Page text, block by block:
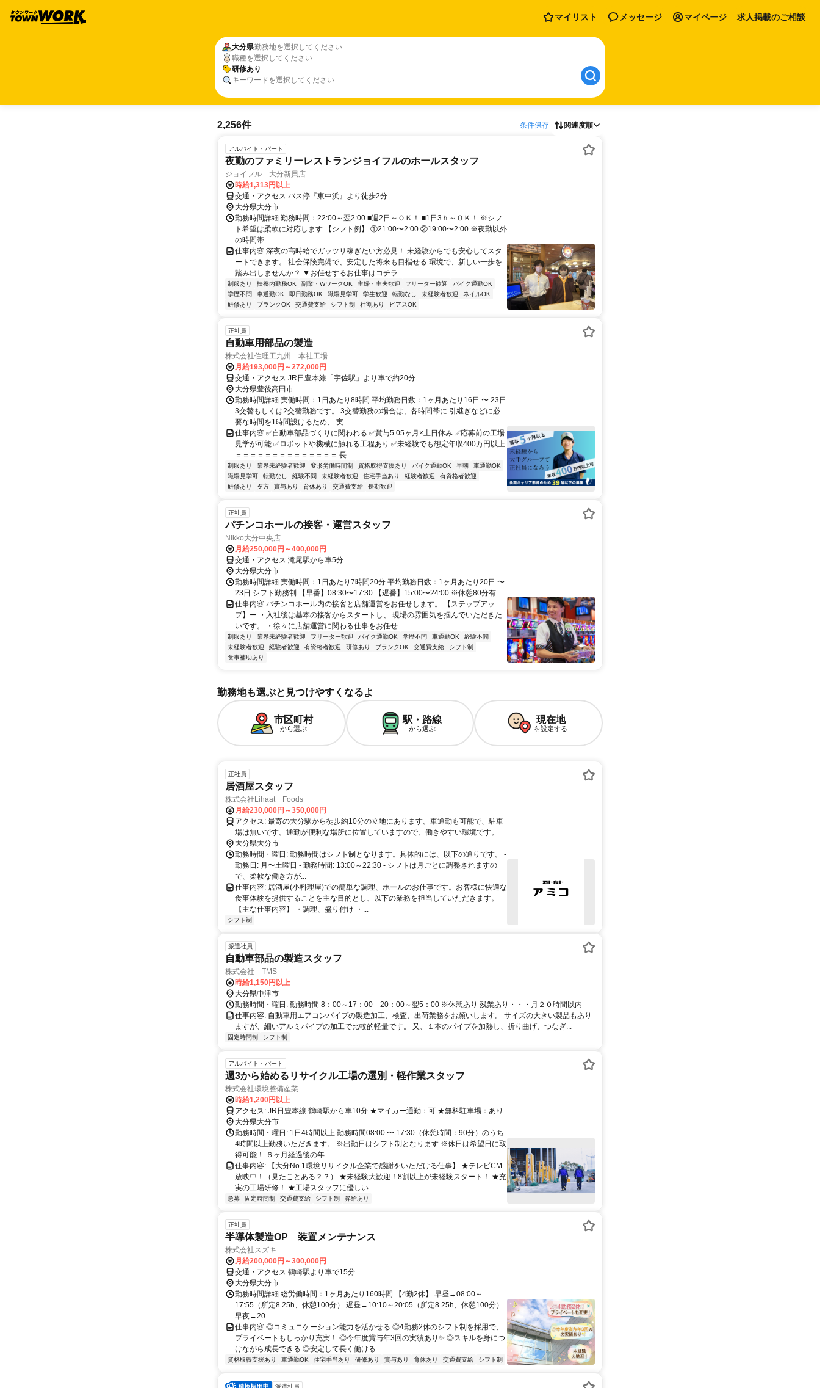
マイリスト メッセージ マイページ 求人掲載のご相談
大分県勤務地を選択してください
職種を選択してください
研修あり
キーワードを選択してください
2,256件 条件保存 関連度順
アルバイト・パート
夜勤のファミリーレストランジョイフルのホールスタッフ
ジョイフル 大分新貝店
時給1,313円以上
交通・アクセス バス停『東中浜』より徒歩2分
大分県大分市
勤務時間詳細 勤務時間：22:00～翌2:00 ■週2日～ＯＫ！ ■1日3ｈ～ＯＫ！ ※シフ
ト希望は柔軟に対応します 【シフト例】 ①21:00〜2:00 ②19:00〜2:00 ※夜勤以外
の時間帯...
仕事内容 深夜の高時給でガッツリ稼ぎたい方必見！ 未経験からでも安心してスタ
ートできます。 社会保険完備で、安定した将来も目指せる 環境で、新しい一歩を
踏み出しませんか？ ▼お任せするお仕事はコチラ...
制服あり 扶養内勤務OK 副業・WワークOK 主婦・主夫歓迎 フリーター歓迎
バイク通勤OK
学歴不問
車通勤OK 即日勤務OK 職場見学可 学生歓迎 転勤なし 未経験者歓迎
ネイルOK
研修あり
ブランクOK 交通費支給 シフト制 社割あり ピアスOK
正社員
自動車用部品の製造
株式会社住理工九州 本社工場
月給193,000円～272,000円
交通・アクセス JR日豊本線「宇佐駅」より車で約20分
大分県豊後高田市
勤務時間詳細 実働時間：1日あたり8時間 平均勤務日数：1ヶ月あたり16日 〜 23日
3交替もしくは2交替勤務です。 3交替勤務の場合は、各時間帯に 引継ぎなどに必
要な時間を1時間設けるため、 実...
仕事内容 ✅自動車部品づくりに関われる ✅賞与5.05ヶ月×土日休み ✅応募前の工場
見学が可能 ✅ロボットや機械に触れる工程あり ✅未経験でも想定年収400万円以上
＝＝＝＝＝＝＝＝＝＝＝＝＝＝ 長...
制服あり 業界未経験者歓迎 変形労働時間制 資格取得支援あり バイク通勤OK 早朝
車通勤OK
職場見学可
転勤なし 経験不問 未経験者歓迎 住宅手当あり 経験者歓迎
有資格者歓迎
研修あり
夕方 賞与あり 育休あり 交通費支給 長期歓迎
正社員
パチンコホールの接客・運営スタッフ
Nikko大分中央店
月給250,000円～400,000円
交通・アクセス 滝尾駅から車5分
大分県大分市
勤務時間詳細 実働時間：1日あたり7時間20分 平均勤務日数：1ヶ月あたり20日 〜
23日 シフト勤務制 【早番】08:30〜17:30 【遅番】15:00〜24:00 ※休憩80分有
仕事内容 パチンコホール内の接客と店舗運営をお任せします。 【ステップアッ
プ】ー ・入社後は基本の接客からスタートし、 現場の雰囲気を掴んでいただきた
いです。 ・徐々に店舗運営に関わる仕事をお任せ...
制服あり 業界未経験者歓迎 フリーター歓迎 バイク通勤OK 学歴不問 車通勤OK
経験不問
未経験者歓迎
経験者歓迎 有資格者歓迎 研修あり ブランクOK 交通費支給
シフト制
食事補助あり
勤務地も選ぶと見つけやすくなるよ
市区町村
から選ぶ
駅・路線
から選ぶ
現在地
を設定する
正社員
居酒屋スタッフ
株式会社Lihaat Foods
月給230,000円～350,000円
アクセス: 最寄の大分駅から徒歩約10分の立地にあります。車通勤も可能で、駐車
場は無いです。通勤が便利な場所に位置していますので、働きやすい環境です。
大分県大分市
勤務時間・曜日: 勤務時間はシフト制となります。具体的には、以下の通りです。 -
勤務日: 月〜土曜日 - 勤務時間: 13:00～22:30 - シフトは月ごとに調整されますの
で、柔軟な働き方が...
仕事内容: 居酒屋(小料理屋)での簡単な調理、ホールのお仕事です。お客様に快適な
食事体験を提供することを主な目的とし、以下の業務を担当していただきます。
【主な仕事内容】 ・調理、盛り付け ・...
シフト制
派遣社員
自動車部品の製造スタッフ
株式会社 TMS
時給1,150円以上
大分県中津市
勤務時間・曜日: 勤務時間 8：00～17：00 20：00～翌5：00 ※休憩あり 残業あり・・・月２０時間以内
仕事内容: 自動車用エアコンパイプの製造加工、検査、出荷業務をお願いします。 サイズの大きい製品もあり
ますが、細いアルミパイプの加工で比較的軽量です。 又、１本のパイプを加熱し、折り曲げ、つなぎ...
固定時間制 シフト制
アルバイト・パート
週3から始めるリサイクル工場の選別・軽作業スタッフ
株式会社環境整備産業
時給1,200円以上
アクセス: JR日豊本線 鶴崎駅から車10分 ★マイカー通勤：可 ★無料駐車場：あり
大分県大分市
勤務時間・曜日: 1日4時間以上 勤務時間08:00 〜 17:30（休憩時間：90分）のうち
4時間以上勤務いただきます。 ※出勤日はシフト制となります ※休日は希望日に取
得可能！ ６ヶ月経過後の年...
仕事内容: 【大分No.1環境リサイクル企業で感謝をいただける仕事】 ★テレビCM
放映中！（見たことある？？） ★未経験大歓迎！8割以上が未経験スタート！ ★充
実の工場研修！ ★工場スタッフに優しい...
急募 固定時間制 交通費支給 シフト制 昇給あり
正社員
半導体製造OP 装置メンテナンス
株式会社スズキ
月給200,000円～300,000円
交通・アクセス 鶴崎駅より車で15分
大分県大分市
勤務時間詳細 総労働時間：1ヶ月あたり160時間 【4勤2休】 早昼→08:00～
17:55（所定8.25h、休憩100分） 遅昼→10:10～20:05（所定8.25h、休憩100分）
早夜→20...
仕事内容 ◎コミュニケーション能力を活かせる ◎4勤務2休のシフト制を採用で、
プライベートもしっかり充実！ ◎今年度賞与年3回の実績あり✨ ◎スキルを身につ
けながら成長できる ◎安定して長く働ける...
資格取得支援あり 車通勤OK 住宅手当あり 研修あり 賞与あり 育休あり 交通費支給 シフト制
派遣社員